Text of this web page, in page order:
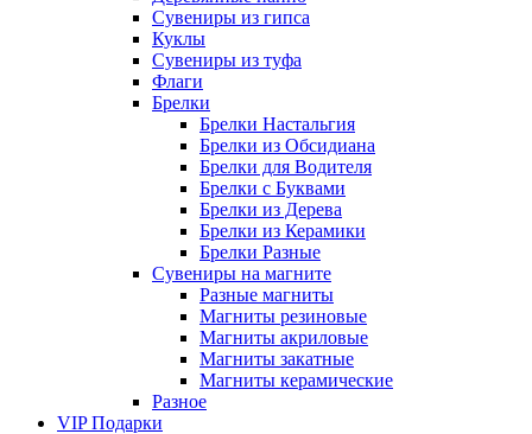
Сувениры из гипса
Куклы
Сувениры из туфа
Флаги
Брелки
Брелки Настальгия
Брелки из Обсидиана
Брелки для Водителя
Брелки с Буквами
Брелки из Дерева
Брелки из Керамики
Брелки Разные
Сувениры на магните
Разные магниты
Магниты резиновые
Магниты акриловые
Магниты закатные
Магниты керамические
Разное
VIP Подарки